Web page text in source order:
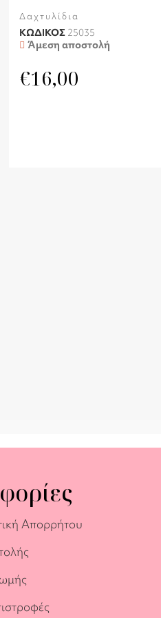
Δαχτυλίδια
ΚΩΔΙΚΟΣ 25035
Άμεση αποστολή
€16,00
Απορρήτου